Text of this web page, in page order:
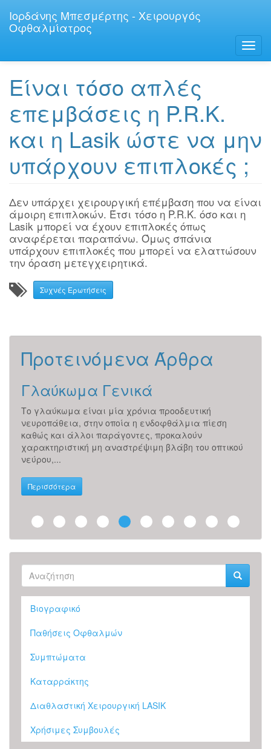
προς
Ιορδάνης Μπεσμέρτης - Χειρουργός
Οφθαλμίατρος
Είναι τόσο απλές
επεμβάσεις η P.R.K.
και η Lasik ώστε να μην
υπάρχουν επιπλοκές ;
Δεν υπάρχει χειρουργική επέμβαση που να είναι
άμοιρη επιπλοκών. Έτσι τόσο η P.R.K. όσο και η
Lasik μπορεί να έχουν επιπλοκές όπως
αναφέρεται παραπάνω. Όμως σπάνια
υπάρχουν επιπλοκές που μπορεί να ελαττώσουν
την όραση μετεγχειρητικά.
Συχνές Ερωτήσεις
Προτεινόμενα Άρθρα
Γλαύκωμα Γενικά
Το γλαύκωμα είναι μία χρόνια προοδευτική
νευροπάθεια, στην οποία η ενδοφθάλμια πίεση
καθώς και άλλοι παράγοντες, προκαλούν
χαρακτηριστική μη αναστρέψιμη βλάβη του οπτικού
νεύρου,...
Περισσότερα
Φόρμα
αναζήτησης
Αναζήτηση
Βιογραφικό
Παθήσεις Οφθαλμών
Συμπτώματα
Καταρράκτης
Διαθλαστική Χειρουργική LASIK
Χρήσιμες Συμβουλές